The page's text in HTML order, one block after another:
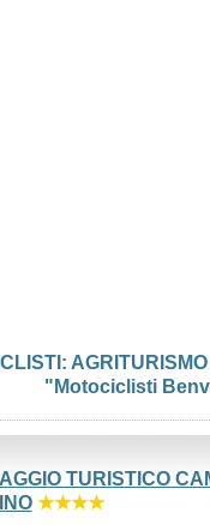
"Motociclisti
TURISTICO
★★★★